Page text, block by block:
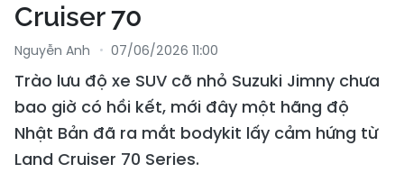
Cruiser 70
Nguyễn Anh 07/06/2026 11:00
Trào lưu độ xe SUV cỡ nhỏ Suzuki Jimny chưa
bao giờ có hồi kết, mới đây một hãng độ
Nhật Bản đã ra mắt bodykit lấy cảm hứng từ
Land Cruiser 70 Series.